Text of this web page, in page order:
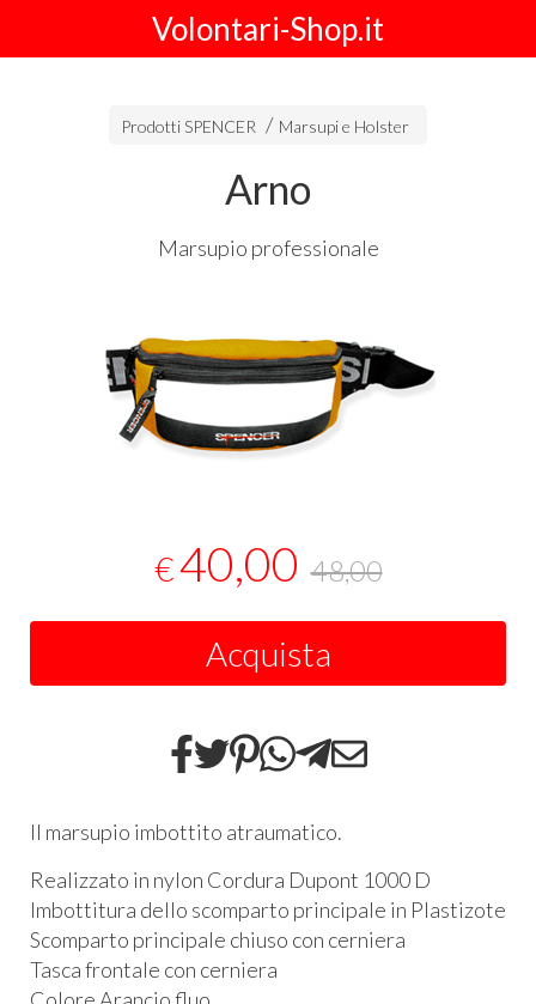
Volontari-Shop.it
Prodotti SPENCER Marsupi e Holster
Arno
Marsupio professionale
€40,00 48,00
Acquista
Il marsupio imbottito atraumatico.
Realizzato in nylon Cordura Dupont 1000 D
Imbottitura dello scomparto principale in Plastizote
Scomparto principale chiuso con cerniera
Tasca frontale con cerniera